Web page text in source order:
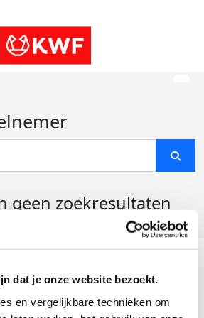
dat je onze website bezoekt.
en vergelijkbare technieken om
geen zoekresultaten